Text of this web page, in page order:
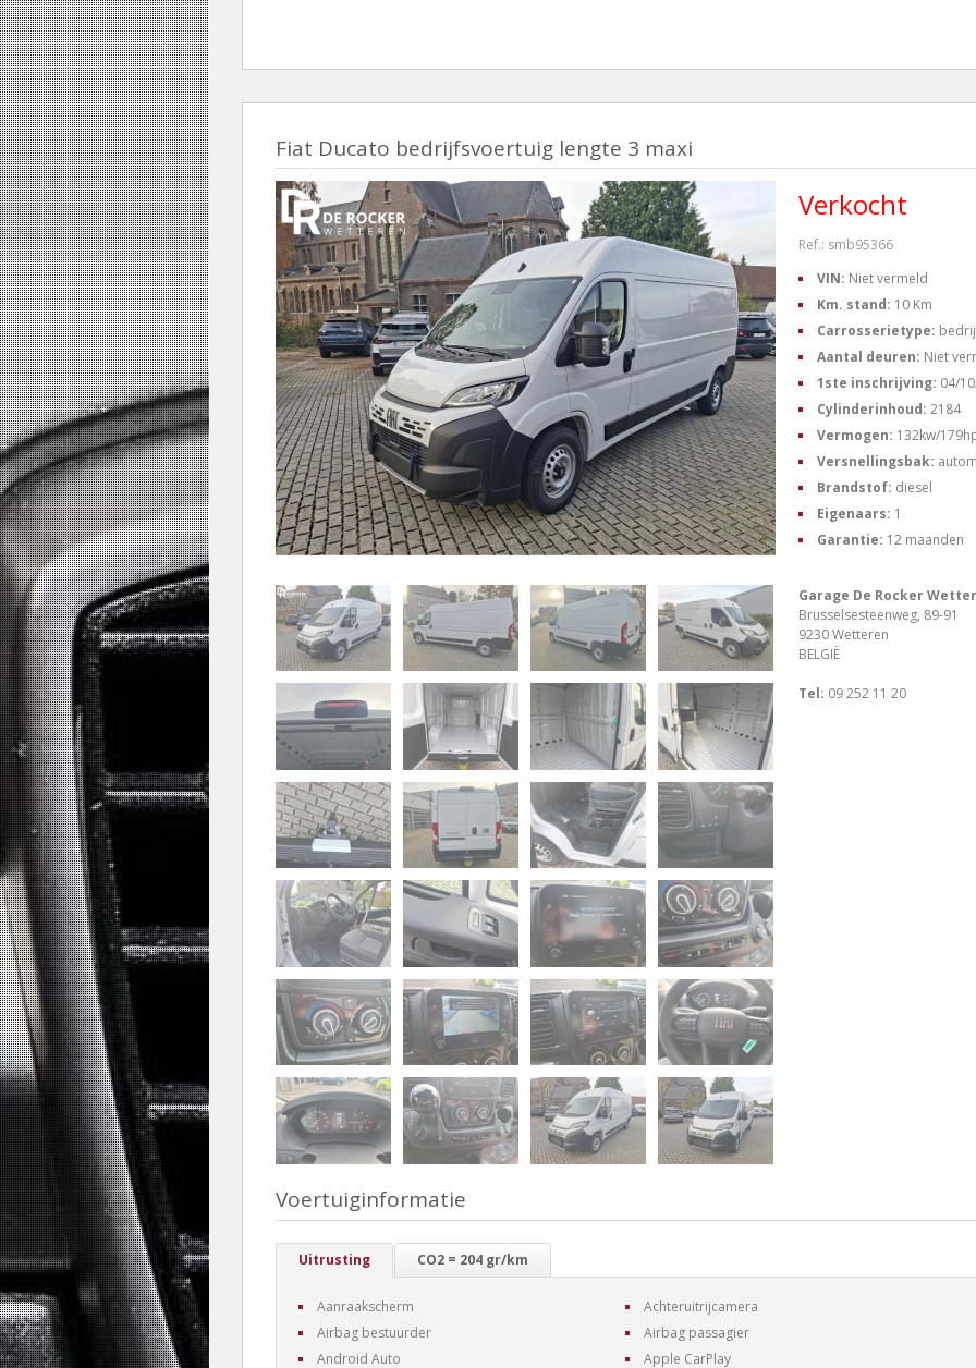
Fiat Ducato bedrijfsvoertuig lengte 3 maxi
Verkocht
Ref.: smb95366
VIN: Niet vermeld
Km. stand: 10 Km
Carrosserietype:
Aantal deuren: Niet
1ste inschrijving: 04/
Cylinderinhoud: 2184
Vermogen: 132kw/
Versnellingsbak:
Brandstof: diesel
Eigenaars: 1
Garantie: 12 maanden
Garage De Rocker
Brusselsesteenweg, 89-91
9230 Wetteren
BELGIË
Tel: 09 252 11 20
Voertuiginformatie
Uitrusting CO2 = 204 gr/km
Aanraakscherm
Airbag bestuurder
Android Auto
Achteruitrijcamera
Airbag passagier
Apple CarPlay